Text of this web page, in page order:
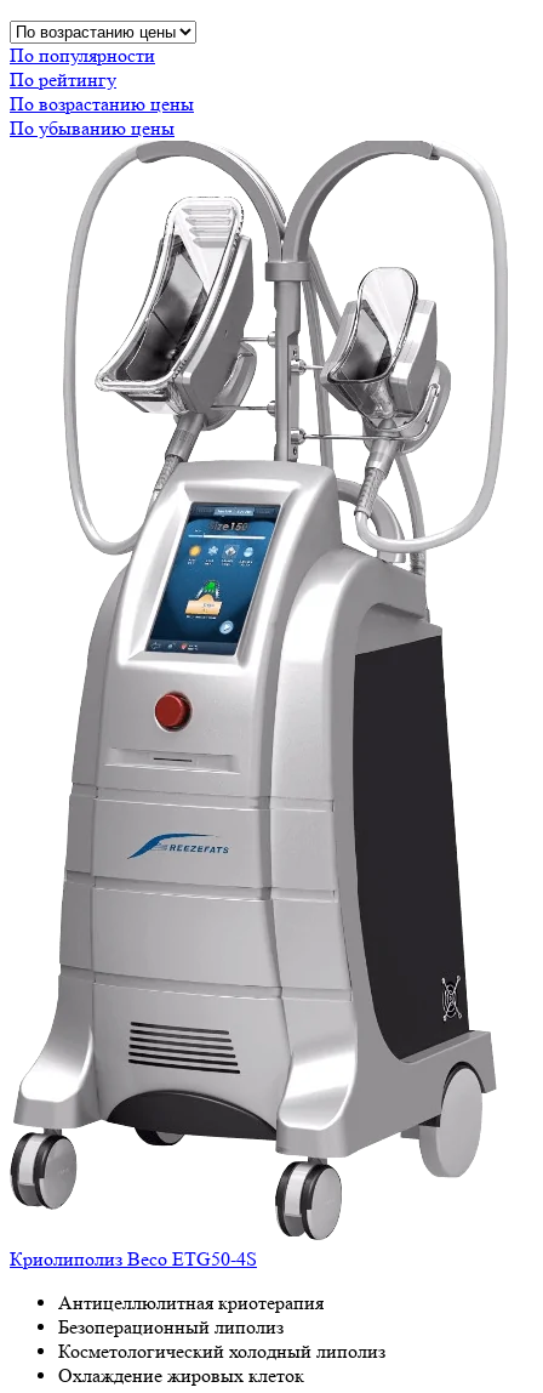
По популярности
По рейтингу
По возрастанию цены
По убыванию цены
Криолиполиз Beco ETG50-4S
Антицеллюлитная криотерапия
Безоперационный липолиз
Косметологический холодный липолиз
Охлаждение жировых клеток